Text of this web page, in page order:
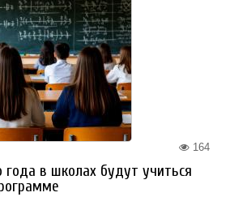
164
года в школах будут учиться